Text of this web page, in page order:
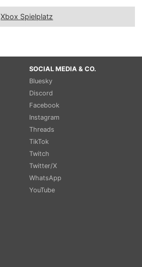
Xbox Spielplatz
SOCIAL MEDIA & CO.
Bluesky
Discord
Facebook
Instagram
Threads
TikTok
Twitch
Twitter/X
WhatsApp
YouTube